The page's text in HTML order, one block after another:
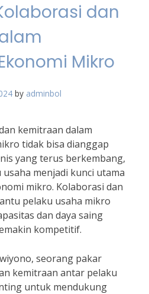
dan
Mikro
by adminbol
kemitraan dalam
tidak bisa dianggap
yang terus berkembang,
menjadi kunci utama
mikro. Kolaborasi dan
pelaku usaha mikro
dan daya saing
kompetitif.
seorang pakar
kemitraan antar pelaku
untuk mendukung